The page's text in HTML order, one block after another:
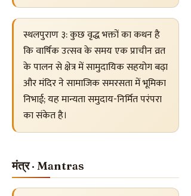
स्थलपुराण ३: कुछ वृद्ध भक्तों का कथन है
कि वार्षिक उत्सव के समय एक प्राचीन व्रत
के पालन से क्षेत्र में सामुदायिक सहयोग बढ़ा
और मंदिर ने सामाजिक समरसता में भूमिका
निभाई; यह मान्यता समुदाय-निर्मित परंपरा
का संकेत है।
मंत्र · Mantras